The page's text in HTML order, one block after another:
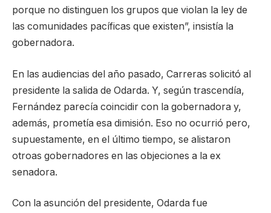
porque no distinguen los grupos que violan la ley de
las comunidades pacíficas que existen”, insistía la
gobernadora.
En las audiencias del año pasado, Carreras solicitó al
presidente la salida de Odarda. Y, según trascendía,
Fernández parecía coincidir con la gobernadora y,
además, prometía esa dimisión. Eso no ocurrió pero,
supuestamente, en el último tiempo, se alistaron
otroas gobernadores en las objeciones a la ex
senadora.
Con la asunción del presidente, Odarda fue